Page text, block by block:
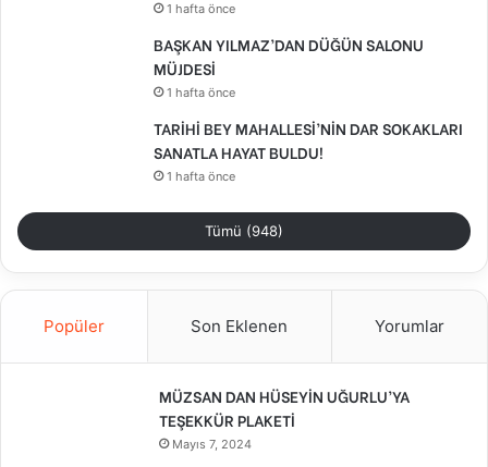
1 hafta önce
BAŞKAN YILMAZ’DAN DÜĞÜN SALONU
MÜJDESİ
1 hafta önce
TARİHİ BEY MAHALLESİ’NİN DAR SOKAKLARI
SANATLA HAYAT BULDU!
1 hafta önce
Tümü (948)
Popüler Son Eklenen Yorumlar
MÜZSAN DAN HÜSEYİN UĞURLU’YA
TEŞEKKÜR PLAKETİ
Mayıs 7, 2024